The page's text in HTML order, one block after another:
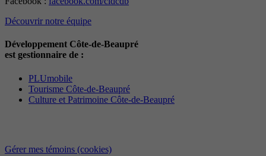
Découvrir notre équipe
Développement Côte-de-Beaupré
est gestionnaire de :
PLUmobile
Tourisme Côte-de-Beaupré
Culture et Patrimoine Côte-de-Beaupré
Gérer mes témoins (cookies)